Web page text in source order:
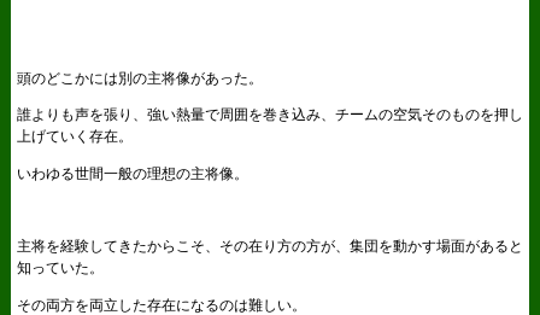
頭のどこかには別の主将像があった。
誰よりも声を張り、強い熱量で周囲を巻き込み、チームの空気そのものを押し
上げていく存在。
いわゆる世間一般の理想の主将像。
主将を経験してきたからこそ、その在り方の方が、集団を動かす場面があると
知っていた。
その両方を両立した存在になるのは難しい。